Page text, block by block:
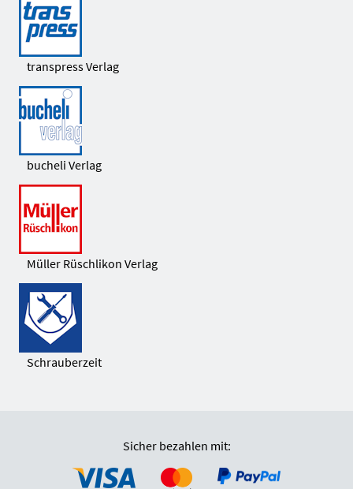
transpress Verlag
bucheli Verlag
Müller Rüschlikon Verlag
Schrauberzeit
Sicher bezahlen mit: